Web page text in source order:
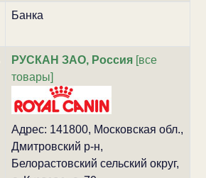
Банка
РУСКАН ЗАО, Россия[все
товары]
Адрес: 141800, Московская обл.,
Дмитровский р-н,
Белорастовский сельский округ,